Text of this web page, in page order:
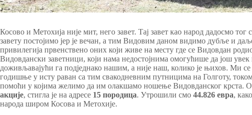
Косово и Метохија није мит, него завет. Тај завет као народ дадосмо
завету постојимо јер је вечан, а тим Видовим даном видимо дубље и
привилегија првенствено оних који живе на месту где се Видовдан
Видовдански заветници, који нама недостојнима омогућише да још
доживљавајући га подједнако нашим, а није наш, колико је њихов. Ми
годишње у исту раван са тим свакодневним путницима на Голготу,
помоћи у којима желимо да им олакшамо ношење Видовданског крста.
акције, стигла је на адресе 15 породица. Утрошили смо 44.826 евра,
народа широм Косова и Метохије.